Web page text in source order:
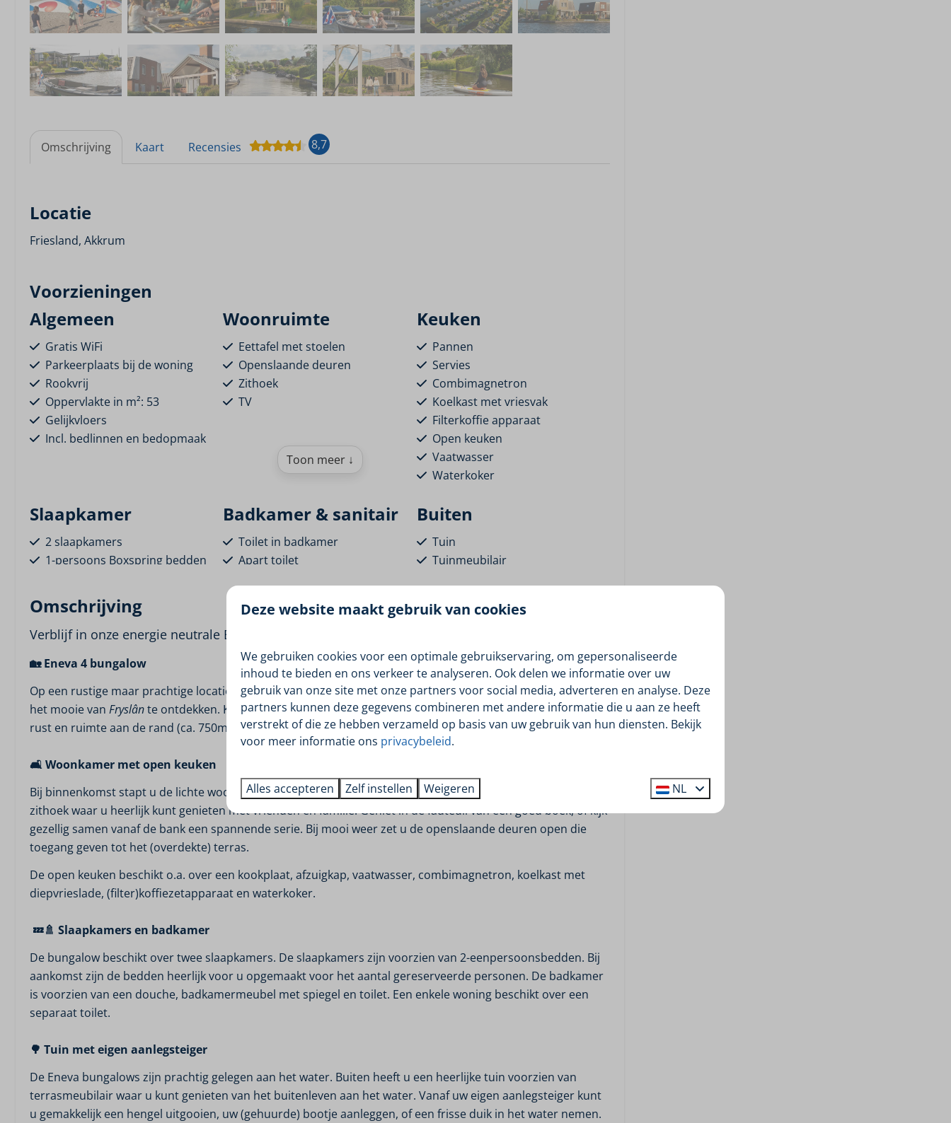
Omschrijving Kaart Recensies 8,7
Locatie
Friesland, Akkrum
Voorzieningen
Algemeen
Gratis WiFi
Parkeerplaats bij de woning
Rookvrij
Oppervlakte in m²: 53
Gelijkvloers
Incl. bedlinnen en bedopmaak
Woonruimte
Eettafel met stoelen
Openslaande deuren
Zithoek
TV
Keuken
Pannen
Servies
Combimagnetron
Koelkast met vriesvak
Filterkoffie apparaat
Open keuken
Vaatwasser
Waterkoker
Slaapkamer
2 slaapkamers
1-persoons Boxspring bedden
Badkamer & sanitair
Toilet in badkamer
Apart toilet
Buiten
Tuin
Tuinmeubilair
Ligging
Aan het water
Type
Eneva
Ontbijt- en broodjesservice
Borrelbox
Boodschappenpakket
Barbecueën
Private dining
Wasserette
Buitenspeeltuin
Bootverhuur
Eten en Drinken
Gourmetten
Toon meer ↓
Omschrijving
Verblijf in onze energie neutrale Eneva 4 bungalow met eigen aanlegsteiger.
🏡 Eneva 4 bungalow
Op een rustige maar prachtige locatie aan het water vindt u onze Eneva Bungalows. Dé ideale locatie om al
het mooie van Fryslânte ontdekken. Kom onthaasten en genieten van onze waterrijke omgeving. Geniet van
rust en ruimte aan de rand (ca. 750m) van het gezelligste watersportdorp Akkrum.
🛋️ Woonkamer met open keuken
Bij binnenkomst stapt u de lichte woonkamer met open keuken binnen. De woonkamer bevat een eet- en
zithoek waar u heerlijk kunt genieten met vrienden en familie. Geniet in de fauteuil van een goed boek, of kijk
gezellig samen vanaf de bank een spannende serie. Bij mooi weer zet u de openslaande deuren open die
toegang geven tot het (overdekte) terras.
De open keuken beschikt o.a. over een kookplaat, afzuigkap, vaatwasser, combimagnetron, koelkast met
diepvrieslade, (filter)koffiezetapparaat en waterkoker.
💤🚿 Slaapkamers en badkamer
De bungalow beschikt over twee slaapkamers. De slaapkamers zijn voorzien van 2-eenpersoonsbedden. Bij
aankomst zijn de bedden heerlijk voor u opgemaakt voor het aantal gereserveerde personen. De badkamer
is voorzien van een douche, badkamermeubel met spiegel en toilet. Een enkele woning beschikt over een
separaat toilet.
🌳 Tuin met eigen aanlegsteiger
De Eneva bungalows zijn prachtig gelegen aan het water. Buiten heeft u een heerlijke tuin voorzien van
terrasmeubilair waar u kunt genieten van het buitenleven aan het water. Vanaf uw eigen aanlegsteiger kunt
u gemakkelijk een hengel uitgooien, uw (gehuurde) bootje aanleggen, of een frisse duik in het water nemen.
Deze website maakt gebruik van cookies
We gebruiken cookies voor een optimale gebruikservaring, om gepersonaliseerde
inhoud te bieden en ons verkeer te analyseren. Ook delen we informatie over uw
gebruik van onze site met onze partners voor social media, adverteren en analyse. Deze
partners kunnen deze gegevens combineren met andere informatie die u aan ze heeft
verstrekt of die ze hebben verzameld op basis van uw gebruik van hun diensten. Bekijk
voor meer informatie ons privacybeleid.
Alles accepteren Zelf instellen Weigeren NL